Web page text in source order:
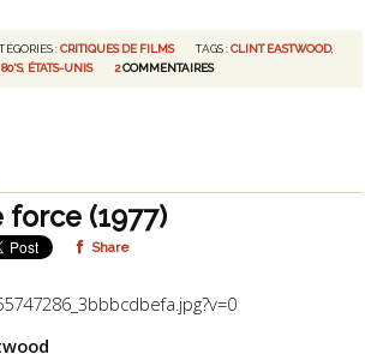
:CRITIQUES DE FILMS TAGS :CLINT EASTWOOD,
80'S, ÉTATS-UNIS 2COMMENTAIRES
force (1977)
Share